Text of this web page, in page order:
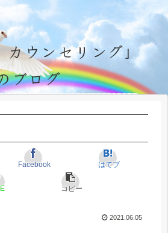
カウンセリング」
ブログ
Facebook はてブ
コピー
2021.06.05